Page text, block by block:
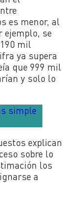
es menor, al
ejemplo, se
mil
ya supera
que 999 mil
y solo lo
simple
explican
sobre lo
los
a